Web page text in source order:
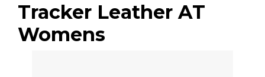
Tracker Leather AT
Womens